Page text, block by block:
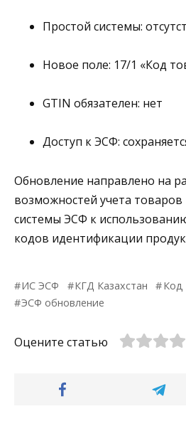
Простой системы:
Новое поле: 17/1 «Код
GTIN обязателен: нет
Доступ к ЭСФ:
Обновление направлено на
возможностей учета товаров
системы ЭСФ к
кодов идентификации
ИС ЭСФ КГД Казахстан
Код
ЭСФ обновление
Оцените статью